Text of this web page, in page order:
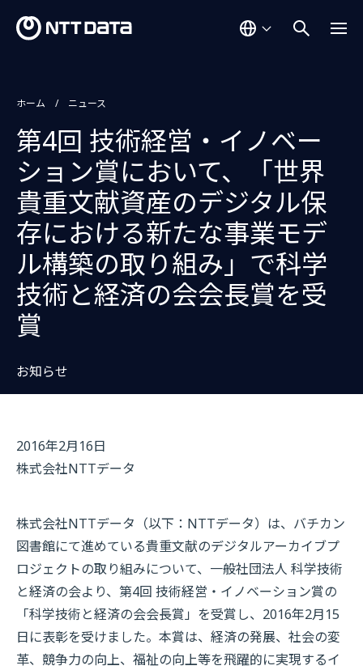
ホーム ニュース
第4回 技術経営・イノベー
ション賞において、「世界
貴重文献資産のデジタル保
存における新たな事業モデ
ル構築の取り組み」で科学
技術と経済の会会長賞を受
賞
お知らせ
2016年2月16日
株式会社NTTデータ
株式会社NTTデータ（以下：NTTデータ）は、バチカン
図書館にて進めている貴重文献のデジタルアーカイブプ
ロジェクトの取り組みについて、一般社団法人 科学技術
と経済の会より、第4回 技術経営・イノベーション賞の
「科学技術と経済の会会長賞」を受賞し、2016年2月15
日に表彰を受けました。本賞は、経済の発展、社会の変
革、競争力の向上、福祉の向上等を飛躍的に実現するイ